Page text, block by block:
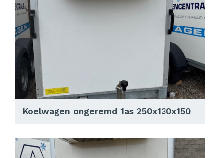
Koelwagen ongeremd 1as 250x130x150